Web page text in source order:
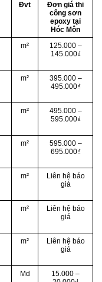
Đvt
Đơn giá thi
công sơn
epoxy tại
Hóc Môn
m²
125.000 –
145.000₫
m²
395.000 –
495.000₫
m²
495.000 –
595.000₫
m²
595.000 –
695.000₫
m²
Liên hệ báo
giá
m²
Liên hệ báo
giá
m²
Liên hệ báo
giá
Md
15.000 –